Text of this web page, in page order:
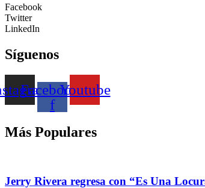
Facebook
Twitter
LinkedIn
Síguenos
Facebook-
f
Youtube
Más Populares
Jerry Rivera regresa con “Es Una